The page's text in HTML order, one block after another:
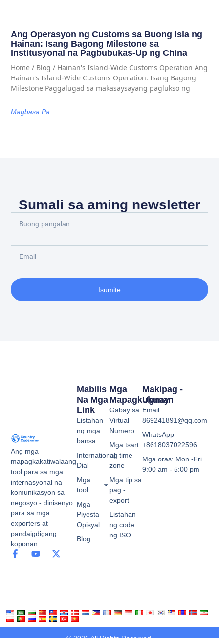
Ang Operasyon ng Customs sa Buong Isla ng
Hainan: Isang Bagong Milestone sa
Institusyonal na Pagbubukas-Up ng China
Home / Blog / Hainan's Island-Wide Customs Operation Ang
Hainan's Island-Wide Customs Operation: Isang Bagong
Milestone Paggalugad sa makasaysayang paglukso ng
Magbasa Pa
Sumali sa aming newsletter
Isumite
Ang mga
mapagkakatiwalaang
tool para sa mga
internasyonal na
komunikasyon sa
negosyo - dinisenyo
para sa mga
exporters at
pandaigdigang
koponan.
Mga
Mapagkukunan
Gabay sa
Virtual
Numero
Mga tsart
ng time
zone
Mga tip sa
pag -
export
Listahan
ng code
ng ISO
Mabilis
Na Mga
Link
Listahan
ng mga
bansa
International
Dial
Mga
tool
Mga
Piyesta
Opisyal
Blog
Makipag -
Ugnay
Email:
869241891@qq.com
WhatsApp:
+8618037022596
Mga oras: Mon -Fri
9:00 am - 5:00 pm